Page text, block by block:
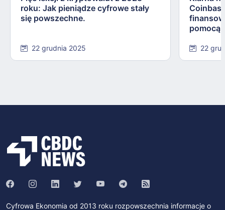
roku: Jak pieniądze cyfrowe stały
się powszechne.
22 grudnia 2025
pomocą
22
Cyfrowa Ekonomia od 2013 roku rozpowszechnia informacje o